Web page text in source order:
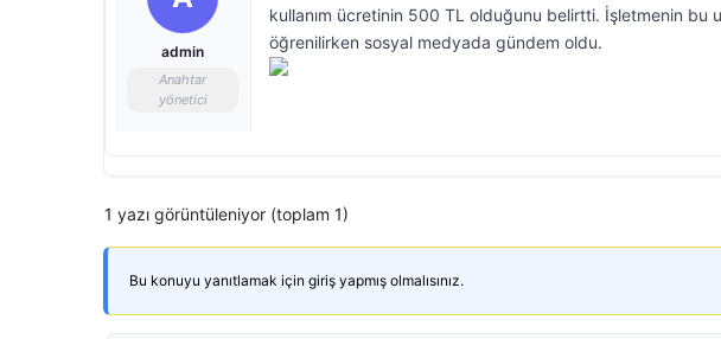
admin
Anahtar
yönetici
kullanım ücretinin 500 TL olduğunu belirtti. İşletmenin bu
öğrenilirken sosyal medyada gündem oldu.
1 yazı görüntüleniyor (toplam 1)
Bu konuyu yanıtlamak için giriş yapmış olmalısınız.